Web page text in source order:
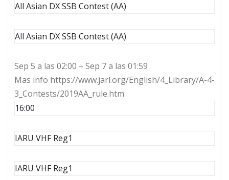
All Asian DX SSB Contest (AA)
All Asian DX SSB Contest (AA)
Sep 5 a las 02:00 – Sep 7 a las 01:59
Mas info https://www.jarl.org/English/4_Library/A-4-
3_Contests/2019AA_rule.htm
16:00
IARU VHF Reg1
IARU VHF Reg1